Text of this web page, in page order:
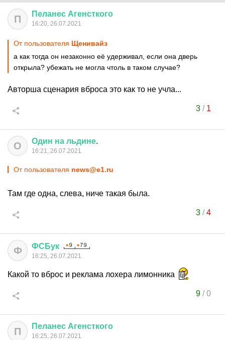
П Пеланес Агенсткого
16:20, 26.07.2021
От пользователя Щенивайз
а как тогда он незаконно её удерживал, если она дверь
открыла? убежать не могла чтоль в таком случае?
Авторша сценария вброса это как то не учла...
3/ 1
О Один на льдине.
16:21, 26.07.2021
От пользователя news@e1.ru
Там где одна, слева, ниче такая была.
3/4
Ф ФСБук
16:25, 26.07.2021
Какой то вброс и реклама лохера лимонника
9/0
П Пеланес Агенсткого
16:25, 26.07.2021